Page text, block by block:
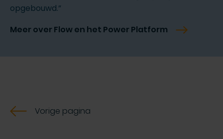
opgebouwd.”
Meer over Flow en het Power Platform
Vorige pagina